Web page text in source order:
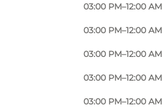
03:00 PM–12:00 AM
03:00 PM–12:00 AM
03:00 PM–12:00 AM
03:00 PM–12:00 AM
03:00 PM–12:00 AM